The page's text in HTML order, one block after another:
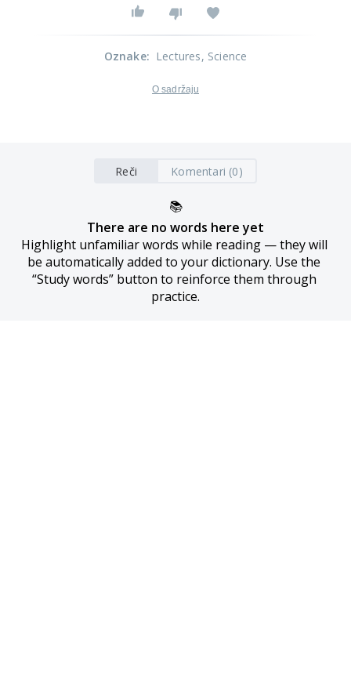
Oznake: Lectures, Science
O sadržaju
Reči Komentari (0)
📚
There are no words here yet
Highlight unfamiliar words while reading — they will
be automatically added to your dictionary. Use the
“Study words” button to reinforce them through
practice.